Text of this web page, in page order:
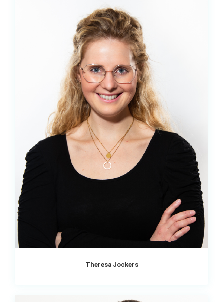
Theresa Jockers